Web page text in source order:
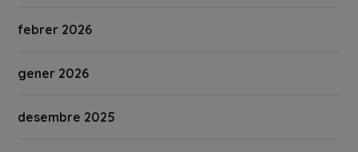
febrer 2026
gener 2026
desembre 2025